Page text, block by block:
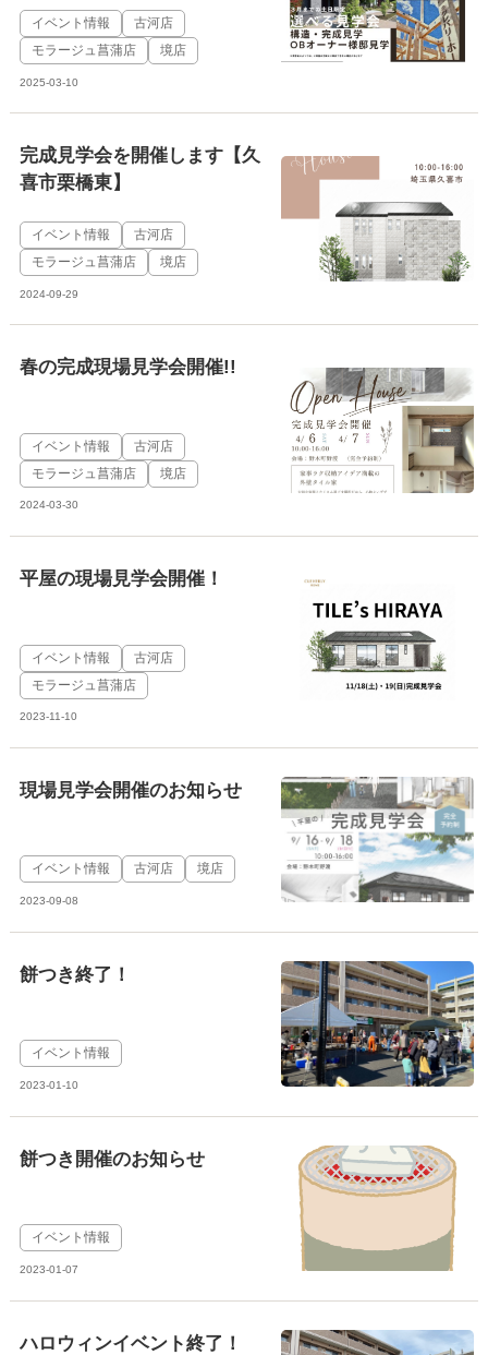
イベント情報
古河店
モラージュ菖蒲店
境店
2025-03-10
完成見学会を開催します【久
喜市栗橋東】
イベント情報
古河店
モラージュ菖蒲店
境店
2024-09-29
春の完成現場見学会開催!!
イベント情報
古河店
モラージュ菖蒲店
境店
2024-03-30
平屋の現場見学会開催！
イベント情報
古河店
モラージュ菖蒲店
2023-11-10
現場見学会開催のお知らせ
イベント情報 古河店 境店
2023-09-08
餅つき終了！
イベント情報
2023-01-10
餅つき開催のお知らせ
イベント情報
2023-01-07
ハロウィンイベント終了！